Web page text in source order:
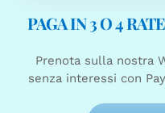
PAGA IN 3 O 4
Prenota sulla nostra
senza interessi con